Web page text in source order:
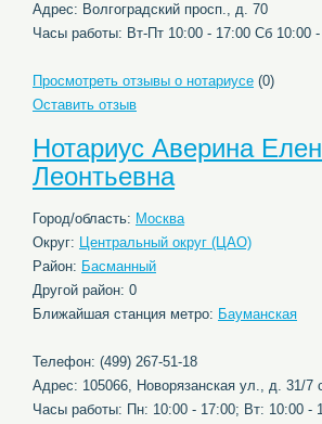
Адрес: Волгоградский просп., д. 70
Часы работы: Вт-Пт 10:00 - 17:00 Сб 10:00
Просмотреть отзывы о нотариусе (0)
Оставить отзыв
Нотариус Аверина
Леонтьевна
Город/область: Москва
Округ: Центральный округ (ЦАО)
Район: Басманный
Другой район: 0
Ближайшая станция метро: Бауманская
Телефон: (499) 267-51-18
Адрес: 105066, Новорязанская ул., д. 31/7
Часы работы: Пн: 10:00 - 17:00; Вт: 10:00 -